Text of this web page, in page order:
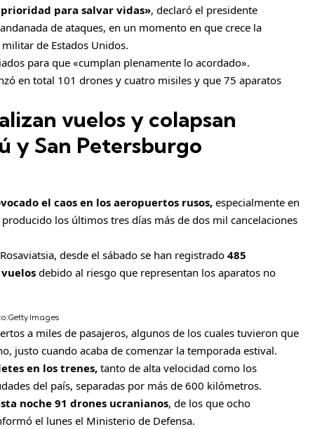
para salvar vidas», declaró el presidente
de ataques, en un momento en que crece la
de Estados Unidos.
para que «cumplan plenamente lo acordado».
en total 101 drones y cuatro misiles y que 75 aparatos
vuelos y colapsan
y San Petersburgo
el caos en los aeropuertos rusos, especialmente en
los últimos tres días más de dos mil cancelaciones
desde el sábado se han registrado485
debido al riesgo que representan los aparatos no
Getty Images
a miles de pasajeros, algunos de los cuales tuvieron que
justo cuando acaba de comenzar la temporada estival.
en los trenes, tanto de alta velocidad como los
del país, separadas por más de 600 kilómetros.
noche 91 drones ucranianos, de los que ocho
el lunes el Ministerio de Defensa.